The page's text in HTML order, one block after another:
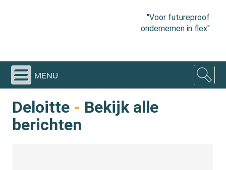
"Voor futureproof
ondernemen in flex"
menu
Deloitte - Bekijk alle
berichten